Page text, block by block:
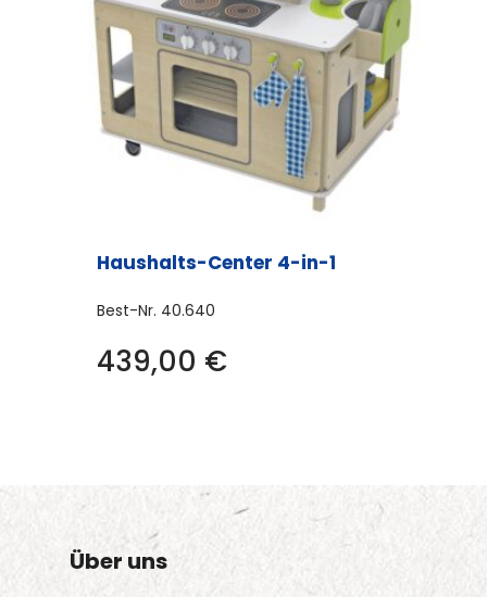
Haushalts-Center 4-in-1
Best-Nr. 40.640
439,00 €
Über uns